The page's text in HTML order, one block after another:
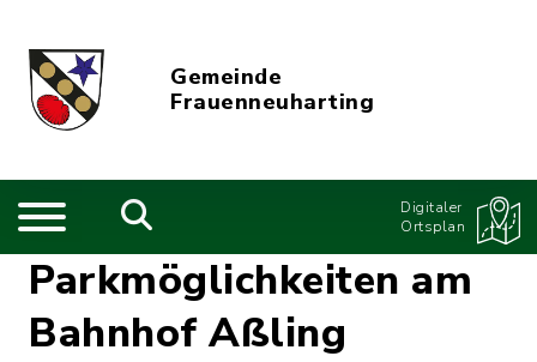
Gemeinde
Frauenneuharting
Digitaler
Ortsplan
Parkmöglichkeiten am
Bahnhof Aßling